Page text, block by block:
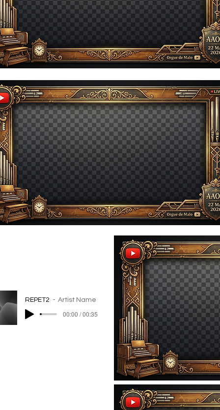
REPET2 Artist Name
00:00 / 00:35